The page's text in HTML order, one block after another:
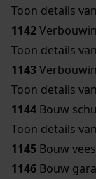
Toon details
1142
Toon details
1143
Toon details
1144 Bouw
Toon details
1145 Bouw
1146 Bouw